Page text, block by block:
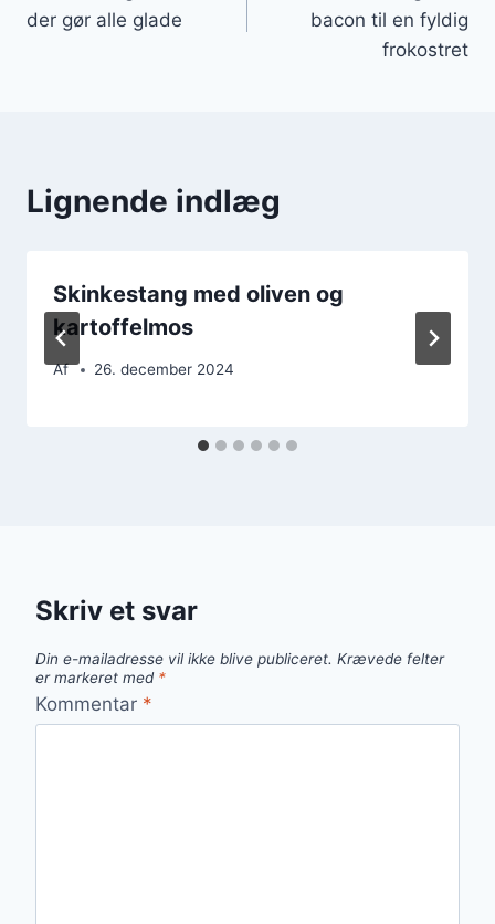
der gør alle glade
bacon til en fyldig
frokostret
Lignende indlæg
Skinkestang med oliven og
kartoffelmos
Af 26. december 2024
Skriv et svar
Din e-mailadresse vil ikke blive publiceret. Krævede felter
er markeret med *
Kommentar *